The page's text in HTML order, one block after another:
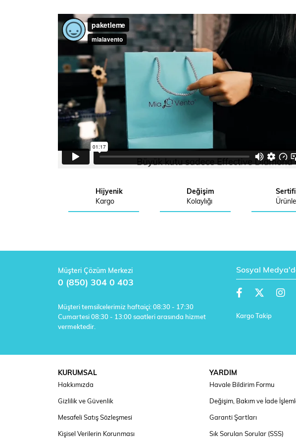
Hijyenik
Kargo
Değişim
Kolaylığı
Müşteri Çözüm Merkezi
0 (850) 304 0 403
Müşteri temsilcelerimiz haftaiçi: 08:30 - 17:30
Cumartesi 08:30 - 13:00 saatleri arasında hizmet
vermektedir.
Sosyal
Kargo Takip
KURUMSAL
Hakkımızda
Gizlilik ve Güvenlik
Mesafeli Satış Sözleşmesi
Kişisel Verilerin Korunması
YARDIM
Havale Bildirim Formu
Değişim, Bakım ve İade
Garanti Şartları
Sık Sorulan Sorular (SSS)